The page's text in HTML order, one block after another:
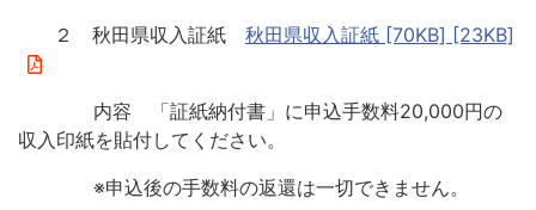
２ 秋田県収入証紙 秋田県収入証紙 [70KB] [23KB]
内容 「証紙納付書」に申込手数料20,000円の
収入印紙を貼付してください。
※申込後の手数料の返還は一切できません。